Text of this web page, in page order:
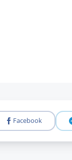
Facebook